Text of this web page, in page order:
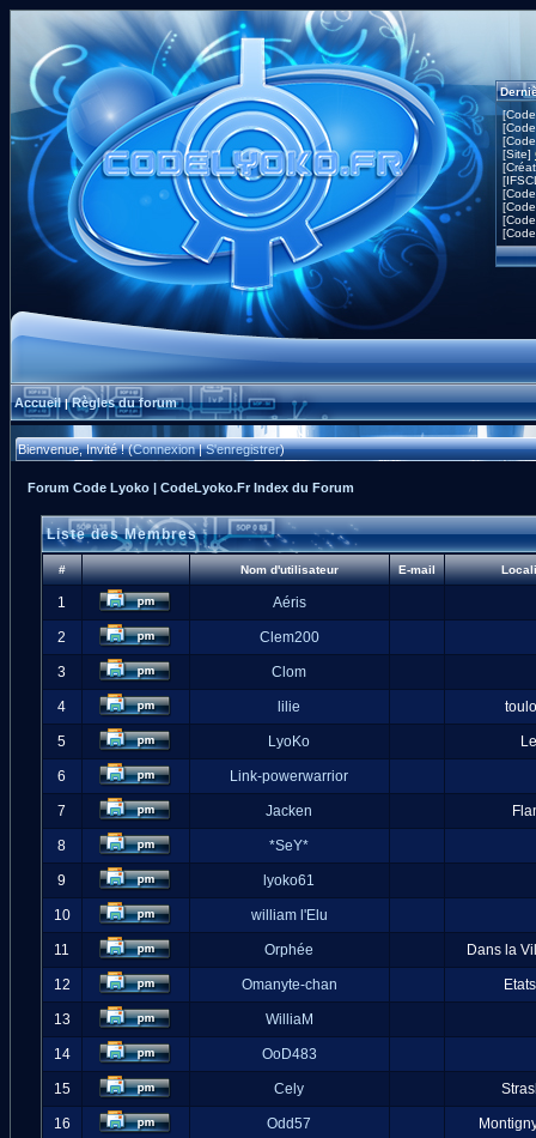
[Site]
Accueil|Règles du forum
Bienvenue, Invité ! (Connexion|S'enregistrer)
Forum Code Lyoko | CodeLyoko.Fr Index du Forum
Liste des Membres
# Nom d'utilisateur E-mail
1 Aéris
2 Clem200
3 Clom
4 lilie
5 LyoKo
6 Link-powerwarrior
7 Jacken
8 *SeY*
9 lyoko61
10 william l'Elu
11 Orphée Dans la
12 Omanyte-chan
13 WilliaM
14 OoD483
15 Cely
16 Odd57